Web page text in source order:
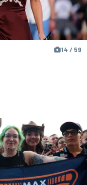
14 / 59